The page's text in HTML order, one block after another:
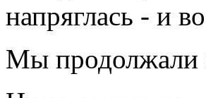
напряглась - и
Мы продолжали